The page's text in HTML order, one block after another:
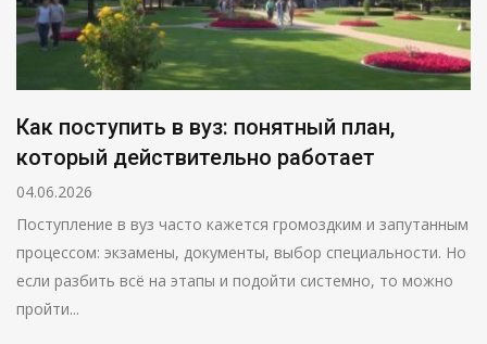
Как поступить в вуз: понятный план,
который действительно работает
04.06.2026
Поступление в вуз часто кажется громоздким и запутанным
процессом: экзамены, документы, выбор специальности. Но
если разбить всё на этапы и подойти системно, то можно
пройти...